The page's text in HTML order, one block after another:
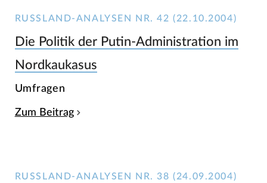
RUSSLAND-ANALYSEN NR. 42 (22.10.2004)
Die Politik der Putin-Administration im
Nordkaukasus
Umfragen
Zum Beitrag
RUSSLAND-ANALYSEN NR. 38 (24.09.2004)